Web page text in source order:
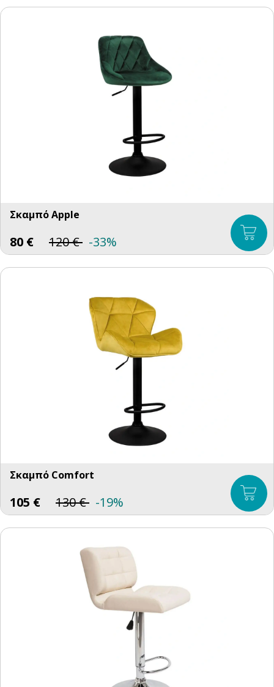
Σκαμπό Apple
80 € 120€ -33%
Σκαμπό Comfort
105 € 130€ -19%